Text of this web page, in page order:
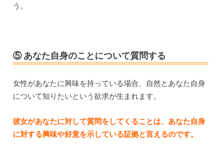
う。
⑤ あなた自身のことについて質問する
女性があなたに興味を持っている場合、自然とあなた自身
について知りたいという欲求が生まれます。
彼女があなたに対して質問をしてくることは、あなた自身
に対する興味や好意を示している証拠と言えるのです。